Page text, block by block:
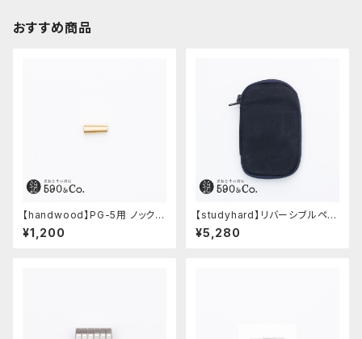
おすすめ商品
【handwood】PG-5用 ノック部
カバー (真鍮)
¥1,200
【studyhard】リバーシブルペン
ケース (ブラック)
¥5,280